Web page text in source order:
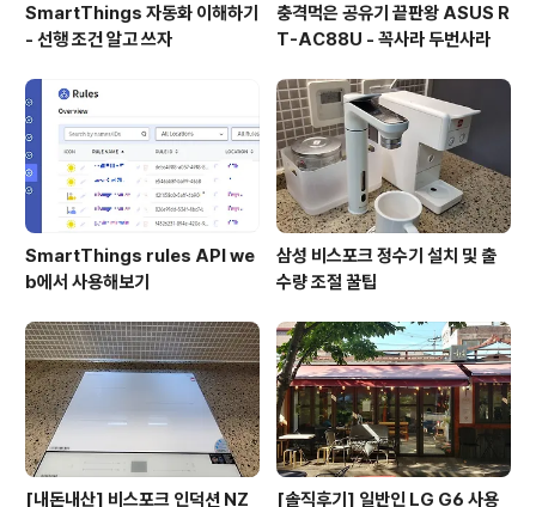
SmartThings 자동화 이해하기
- 선행 조건 알고 쓰자
충격먹은 공유기 끝판왕 ASUS R
T-AC88U - 꼭사라 두번사라
SmartThings rules API we
b에서 사용해보기
삼성 비스포크 정수기 설치 및 출
수량 조절 꿀팁
[내돈내산] 비스포크 인덕션 NZ [솔직후기] 일반인 LG G6 사용